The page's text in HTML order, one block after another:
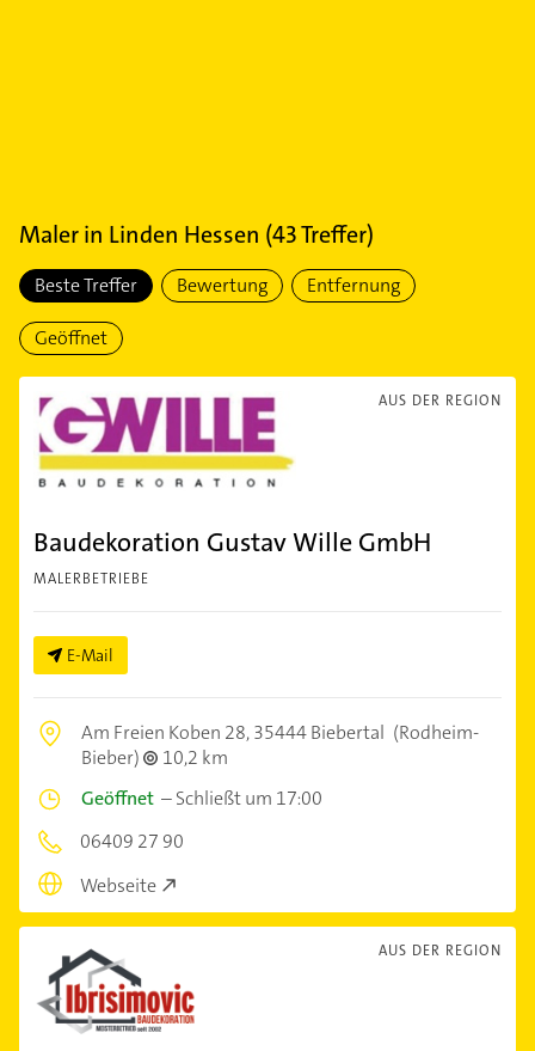
Malerin Linden Hessen (43Treffer)
Beste Treffer Bewertung Entfernung
Geöffnet
AUS DER REGION
Baudekoration Gustav Wille GmbH
MALERBETRIEBE
E-Mail
Am Freien Koben 28,35444 Biebertal (Rodheim-
Bieber)
10,2 km
Geöffnet –Schließt um 17:00
06409 27 90
Webseite
AUS DER REGION